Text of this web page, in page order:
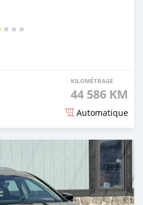
KILOMÉTRAGE
44 586 KM
Automatique